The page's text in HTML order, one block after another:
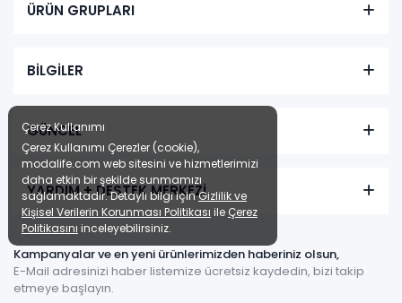
ÜRÜN GRUPLARI
BİLGİLER
GÜNCEL
YARDIM + DESTEK MERKEZİ
Kampanyalar ve en yeni ürünlerimizden haberiniz olsun,
E-Mail adresinizi haber listemize ücretsiz kaydedin, bizi takip
etmeye başlayın.
Çerez Kullanımı
Çerez Kullanımı Çerezler (cookie),
modalife.com web sitesini ve hizmetlerimizi
daha etkin bir şekilde sunmamızı
sağlamaktadır. Detaylı bilgi içinGizlilik ve
Kişisel Verilerin Korunması Politikası ileÇerez
Politikasını inceleyebilirsiniz.